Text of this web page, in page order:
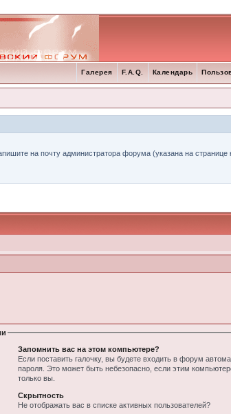
Календарь
F.A.Q.
Галерея
на почту администратора форума (указана на странице
Запомнить вас на этом компьютере?
Если поставить галочку, вы будете входить в форум
пароля. Это может быть небезопасно, если этим
только вы.
Скрытность
Не отображать вас в списке активных пользователей?